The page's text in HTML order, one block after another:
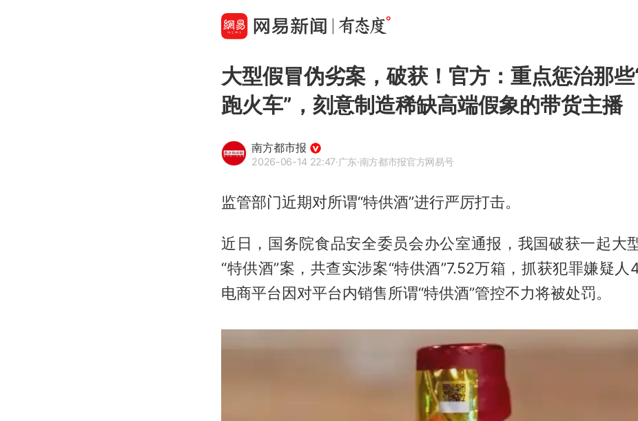
大型假冒伪劣案，破获！官方：重点惩治那
跑火车”，刻意制造稀缺高端假象的带货主播
南方都市报
2026-06-14 22:47·广东·南方都市报官方网易号
监管部门近期对所谓“特供酒”进行严厉打击。
近日，国务院食品安全委员会办公室通报，我国破获一起大
“特供酒”案，共查实涉案“特供酒”7.52万箱，抓获犯罪嫌疑
电商平台因对平台内销售所谓“特供酒”管控不力将被处罚。